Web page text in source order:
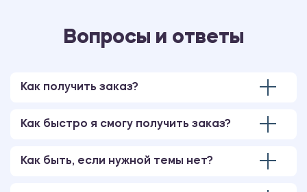
Вопросы и ответы
Как получить заказ?
Как быстро я смогу получить заказ?
Как быть, если нужной темы нет?